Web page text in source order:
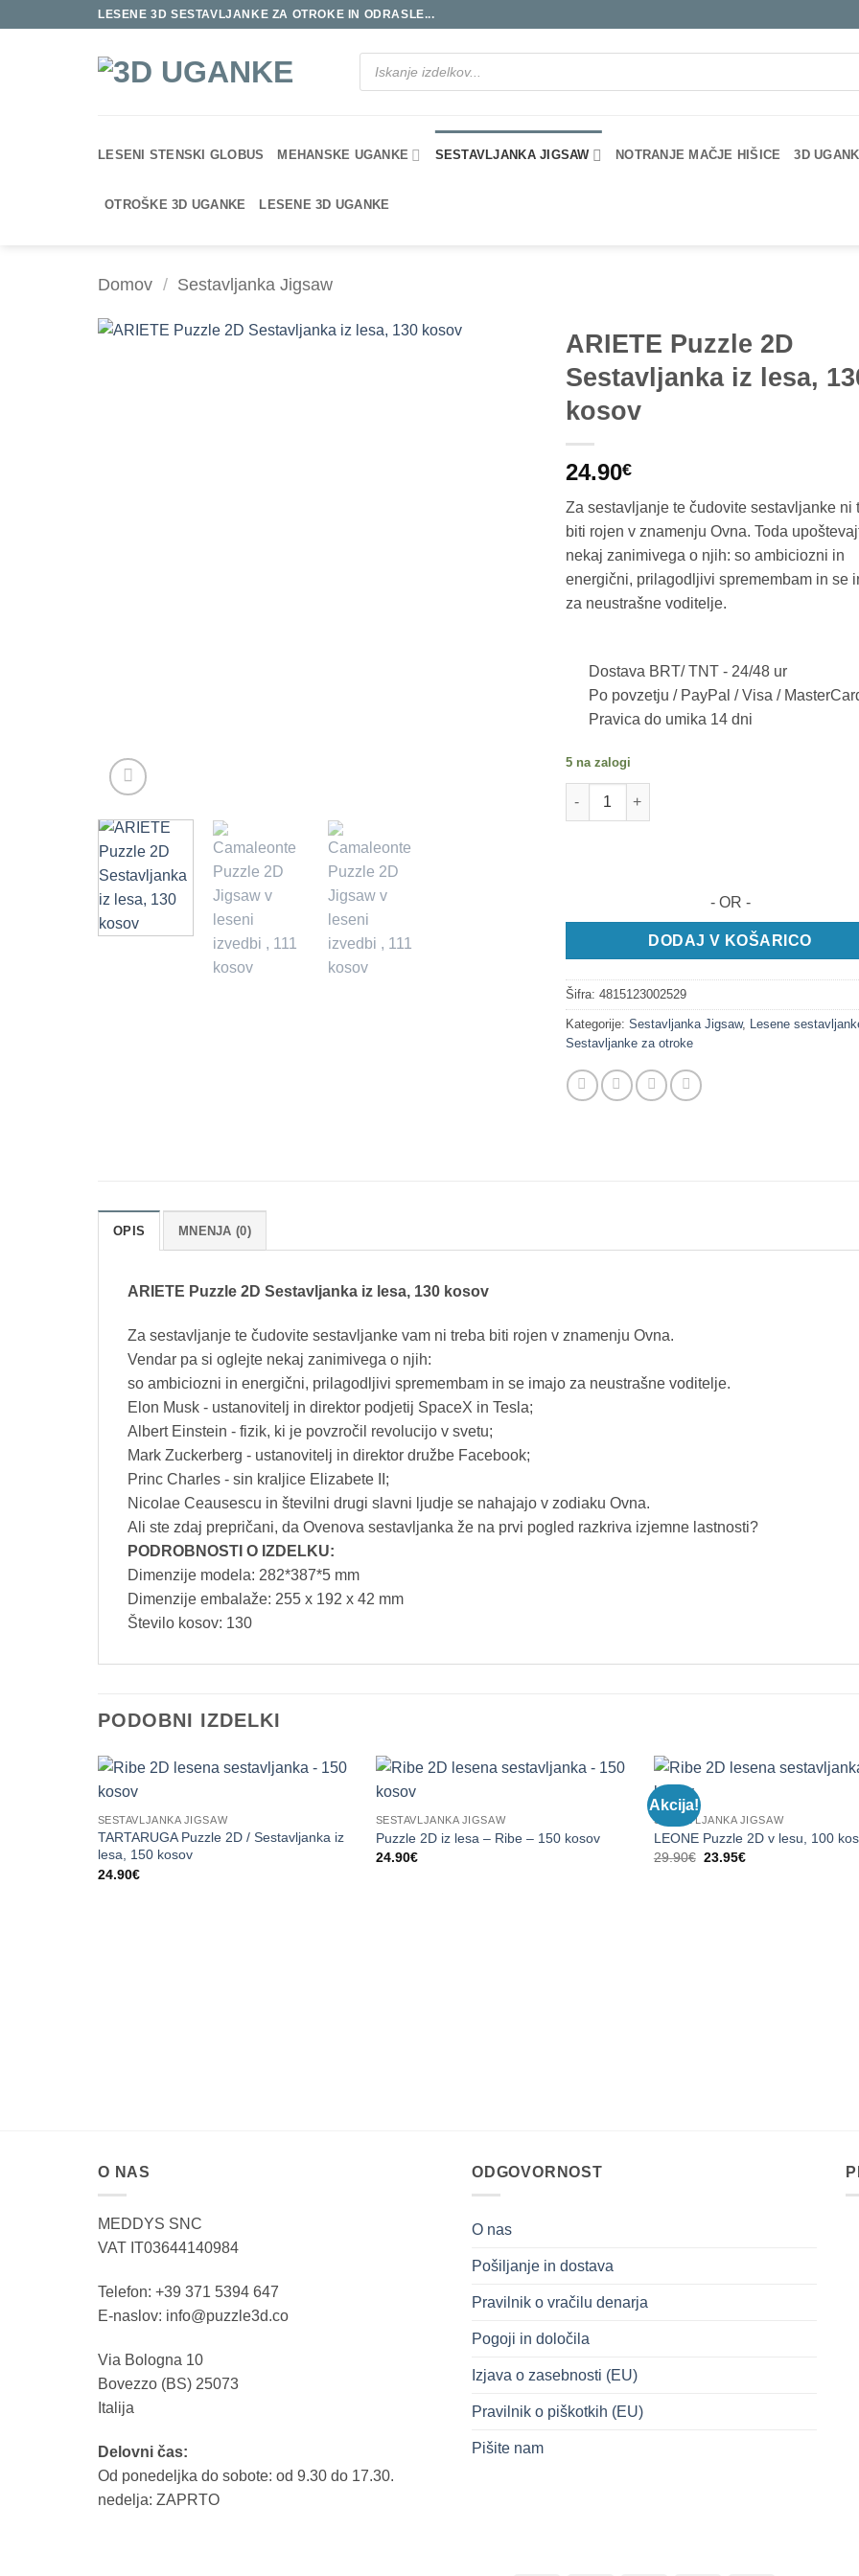
LESENE 3D SESTAVLJANKE ZA OTROKE IN ODRASLE...
Products
search
LESENI STENSKI GLOBUS MEHANSKE UGANKE SESTAVLJANKA JIGSAW NOTRANJE MAČJE HIŠICE 3D
OTROŠKE 3D UGANKE LESENE 3D UGANKE
Domov / Sestavljanka Jigsaw
ARIETE Puzzle 2D
Sestavljanka iz lesa,
kosov
24.90€
Za sestavljanje te čudovite sestavljanke ni
biti rojen v znamenju Ovna. Toda
nekaj zanimivega o njih: so ambiciozni in
energični, prilagodljivi spremembam in se
za neustrašne voditelje.
Dostava BRT/ TNT -24/48 ur
Po povzetju / PayPal / Visa /
Pravica do umika 14 dni
5 na zalogi
ARIETE Puzzle 2D Sestavljanka iz lesa, 130
- OR -
DODAJ V KOŠARICO
Šifra: 4815123002529
Kategorije: Sestavljanka Jigsaw, Lesene
Sestavljanke za otroke
OPIS MNENJA (0)
ARIETE Puzzle 2D Sestavljanka iz lesa, 130 kosov
Za sestavljanje te čudovite sestavljanke vam ni treba biti rojen v znamenju Ovna.
Vendar pa si oglejte nekaj zanimivega o njih:
so ambiciozni in energični, prilagodljivi spremembam in se imajo za neustrašne voditelje.
Elon Musk - ustanovitelj in direktor podjetij SpaceX in Tesla;
Albert Einstein - fizik, ki je povzročil revolucijo v svetu;
Mark Zuckerberg - ustanovitelj in direktor družbe Facebook;
Princ Charles - sin kraljice Elizabete II;
Nicolae Ceausescu in številni drugi slavni ljudje se nahajajo v zodiaku Ovna.
Ali ste zdaj prepričani, da Ovenova sestavljanka že na prvi pogled razkriva izjemne lastnosti?
PODROBNOSTI O IZDELKU:
Dimenzije modela: 282*387*5 mm
Dimenzije embalaže: 255 x 192 x 42 mm
Število kosov: 130
PODOBNI IZDELKI
SESTAVLJANKA JIGSAW
TARTARUGA Puzzle 2D / Sestavljanka iz
lesa, 150 kosov
24.90€
SESTAVLJANKA JIGSAW
Puzzle 2D iz lesa – Ribe – 150 kosov
24.90€
Akcija!
SESTAVLJANKA JIGSAW
LEONE Puzzle 2D v lesu, 100
29.90€ Izvirna
23.95€Trenutna
O NAS
MEDDYS SNC
VAT IT03644140984
Telefon: +39 371 5394 647
E-naslov: info@puzzle3d.co
Via Bologna 10
Bovezzo (BS) 25073
Italija
Delovni čas:
Od ponedeljka do sobote: od 9.30 do 17.30.
nedelja: ZAPRTO
ODGOVORNOST
O nas
Pošiljanje in dostava
Pravilnik o vračilu denarja
Pogoji in določila
Izjava o zasebnosti (EU)
Pravilnik o piškotkih (EU)
Pišite nam